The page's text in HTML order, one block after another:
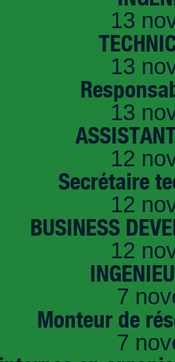
13
13
13
12
Secrétaire
12
BUSINESS
12
7
Monteur de
7